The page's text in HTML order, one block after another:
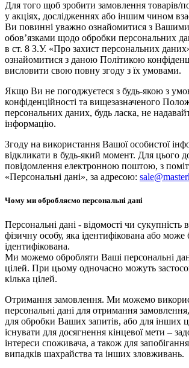
Для того щоб зробити замовлення товарів/
у акціях, дослідженнях або іншим чином
Ви повинні уважно ознайомитися з
обов’язками щодо обробки персональних
в ст. 8 З.У. «Про захист персональних
ознайомитися з даною Політикою
висловити свою повну згоду з їх умовами.
Якщо Ви не погоджуєтеся з будь-якою з
конфіденційності та вищезазначеного
персональних даних, будь ласка, не
інформацію.
Згоду на використання Вашої особистої
відкликати в будь-який момент. Для цього
повідомлення електронною поштою, з
«Персональні дані», за адресою:
Чому ми обробляємо персональні дані
Персональні дані - відомості чи сукупність
фізичну особу, яка ідентифікована або
ідентифікована.
Ми можемо обробляти Ваші персональні
цілей. При цьому одночасно можуть
кілька цілей.
Отримання замовлення. Ми можемо
персональні дані для отримання
для обробки Ваших запитів, або для інших
існувати для досягнення кінцевої мети –
інтереси споживача, а також для
випадків шахрайства та інших зловживань.